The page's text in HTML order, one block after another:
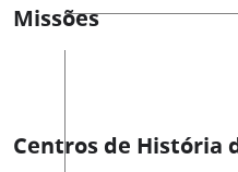
Missões
Centros de História